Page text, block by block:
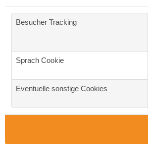
Besucher Tracking
Sprach Cookie
Eventuelle sonstige Cookies